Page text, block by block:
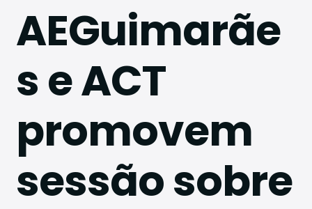
Parce
AEGuimarãe
s e ACT
promovem
sessão sobre